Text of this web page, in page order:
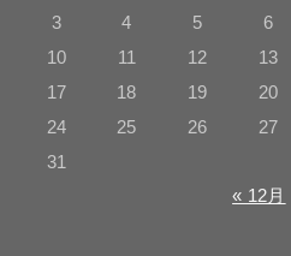
3
4 5 6
10
11 12 13
17
18 19 20
24
25 26 27
31
« 12月